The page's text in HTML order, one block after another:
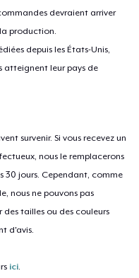
devraient arriver
la production.
depuis les États-Unis,
atteignent leur pays de
survenir. Si vous recevez un
nous le remplacerons
30 jours. Cependant, comme
nous ne pouvons pas
des tailles ou des couleurs
d'avis.
ici.